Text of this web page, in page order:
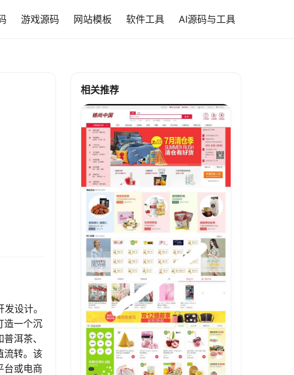
游戏源码 网站模板 软件工具 AI源码与工具
设计。
造一个沉
洱茶、
流转。该
台或电商
相关推荐